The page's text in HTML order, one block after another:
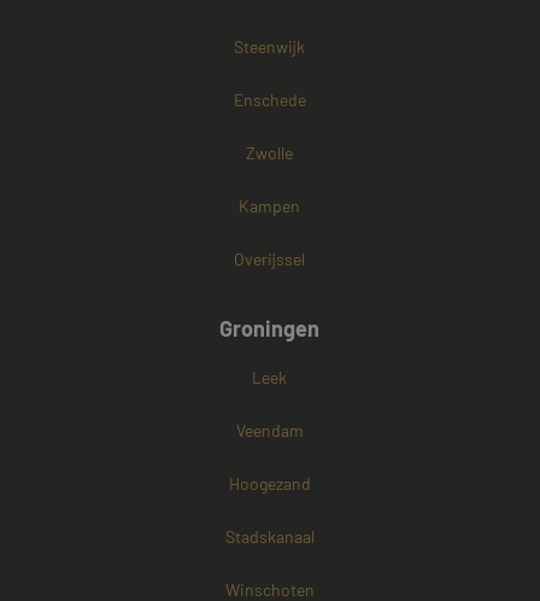
Steenwijk
Enschede
Zwolle
Kampen
Overijssel
Groningen
Leek
Veendam
Hoogezand
Stadskanaal
Winschoten